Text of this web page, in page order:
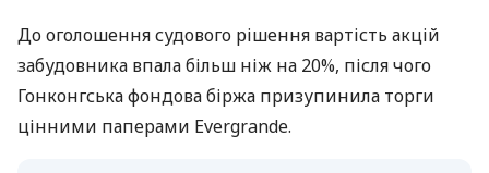
До оголошення судового рішення вартість акцій
забудовника впала більш ніж на 20%, після чого
Гонконгська фондова біржа призупинила торги
цінними паперами Evergrande.